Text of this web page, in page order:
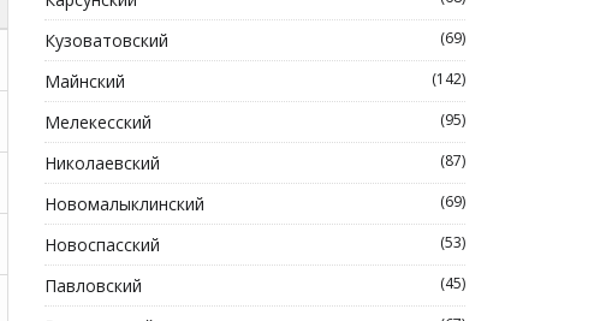
Кузоватовский (69)
Майнский (142)
Мелекесский (95)
Николаевский (87)
Новомалыклинский (69)
Новоспасский (53)
Павловский (45)